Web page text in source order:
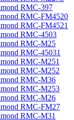
RMC-397
RMC-FM4520
RMC-FM4521
RMC-4503
RMC-M25
RMC-45031
RMC-M251
RMC-M252
RMC-M36
RMC-M253
RMC-M26
RMC-FM27
RMC-M31